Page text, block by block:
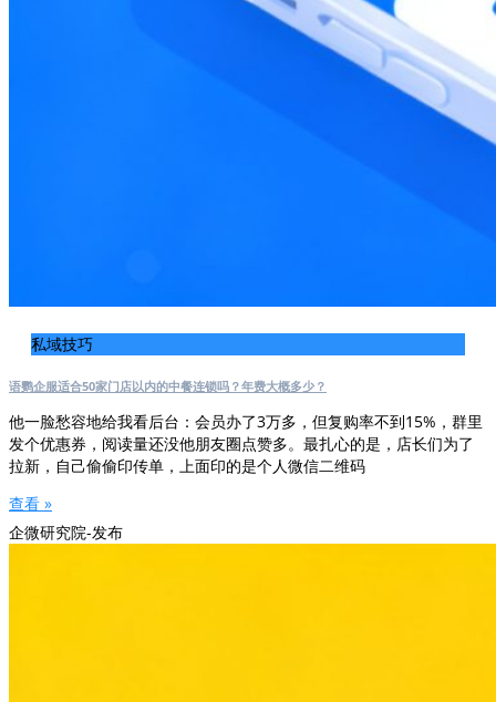
私域技巧
语鹦企服适合50家门店以内的中餐连锁吗？年费大概多少？
他一脸愁容地给我看后台：会员办了3万多，但复购率不到15%，群里
发个优惠券，阅读量还没他朋友圈点赞多。最扎心的是，店长们为了
拉新，自己偷偷印传单，上面印的是个人微信二维码
查看 »
企微研究院-发布